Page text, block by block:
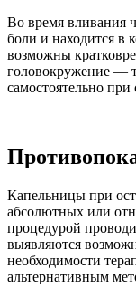
Во время вливания
боли и находится в
возможны
головокружение —
самостоятельно
Капельницы при
абсолютных или
процедурой
выявляются
необходимости
альтернативным